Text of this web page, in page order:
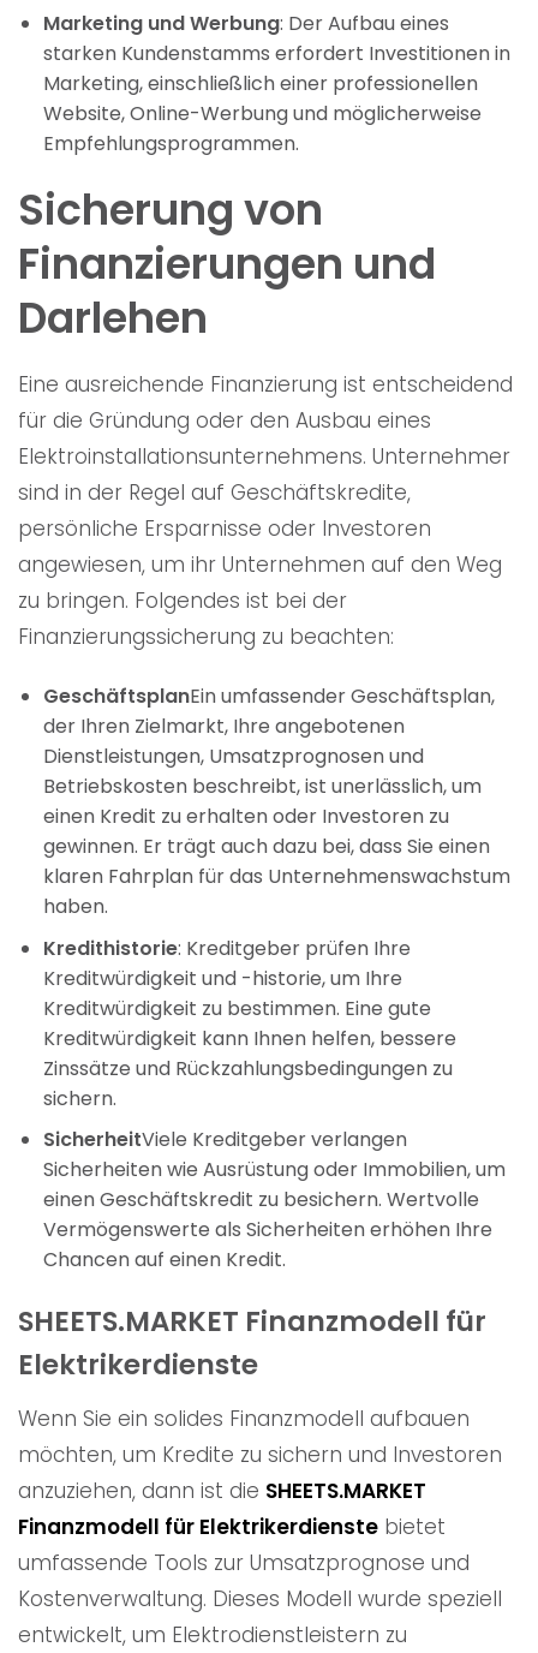
Marketing und Werbung: Der Aufbau eines
starken Kundenstamms erfordert Investitionen in
Marketing, einschließlich einer professionellen
Website, Online-Werbung und möglicherweise
Empfehlungsprogrammen.
Sicherung von
Finanzierungen und
Darlehen
Eine ausreichende Finanzierung ist entscheidend
für die Gründung oder den Ausbau eines
Elektroinstallationsunternehmens. Unternehmer
sind in der Regel auf Geschäftskredite,
persönliche Ersparnisse oder Investoren
angewiesen, um ihr Unternehmen auf den Weg
zu bringen. Folgendes ist bei der
Finanzierungssicherung zu beachten:
GeschäftsplanEin umfassender Geschäftsplan,
der Ihren Zielmarkt, Ihre angebotenen
Dienstleistungen, Umsatzprognosen und
Betriebskosten beschreibt, ist unerlässlich, um
einen Kredit zu erhalten oder Investoren zu
gewinnen. Er trägt auch dazu bei, dass Sie einen
klaren Fahrplan für das Unternehmenswachstum
haben.
Kredithistorie: Kreditgeber prüfen Ihre
Kreditwürdigkeit und -historie, um Ihre
Kreditwürdigkeit zu bestimmen. Eine gute
Kreditwürdigkeit kann Ihnen helfen, bessere
Zinssätze und Rückzahlungsbedingungen zu
sichern.
SicherheitViele Kreditgeber verlangen
Sicherheiten wie Ausrüstung oder Immobilien, um
einen Geschäftskredit zu besichern. Wertvolle
Vermögenswerte als Sicherheiten erhöhen Ihre
Chancen auf einen Kredit.
SHEETS.MARKET Finanzmodell für
Elektrikerdienste
Wenn Sie ein solides Finanzmodell aufbauen
möchten, um Kredite zu sichern und Investoren
anzuziehen, dann ist die SHEETS.MARKET
Finanzmodell für Elektrikerdienste bietet
umfassende Tools zur Umsatzprognose und
Kostenverwaltung. Dieses Modell wurde speziell
entwickelt, um Elektrodienstleistern zu